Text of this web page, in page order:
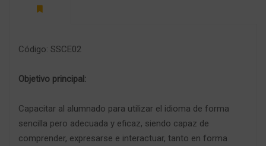
Código: SSCE02
Objetivo principal:
Capacitar al alumnado para utilizar el idioma de forma
sencilla pero adecuada y eficaz, siendo capaz de
comprender, expresarse e interactuar, tanto en forma